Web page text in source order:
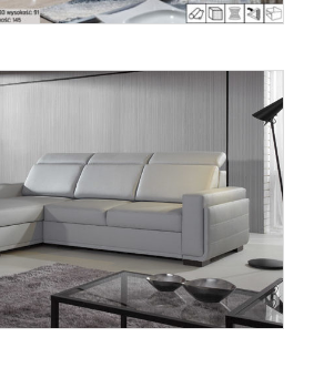
Barcelona
Więcej